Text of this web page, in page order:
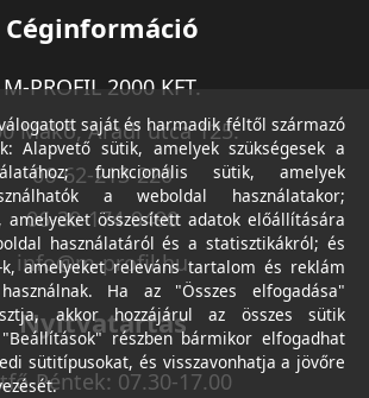
Céginformáció
M-PROFIL 2000 KFT.
Makó, Aradi utca 125.
06-62-213-220
06-30-174-9490
info@m-profil.hu
Nyitvatartás
Péntek: 07.30-17.00
saját és harmadik féltől származó
Alapvető sütik, amelyek szükségesek a
funkcionális sütik, amelyek
a weboldal használatakor;
amelyeket összesített adatok előállítására
használatáról és a statisztikákról; és
k, amelyeket releváns tartalom és reklám
Ha az "Összes elfogadása"
akkor hozzájárul az összes sütik
részben bármikor elfogadhat
sütitípusokat, és visszavonhatja a jövőre